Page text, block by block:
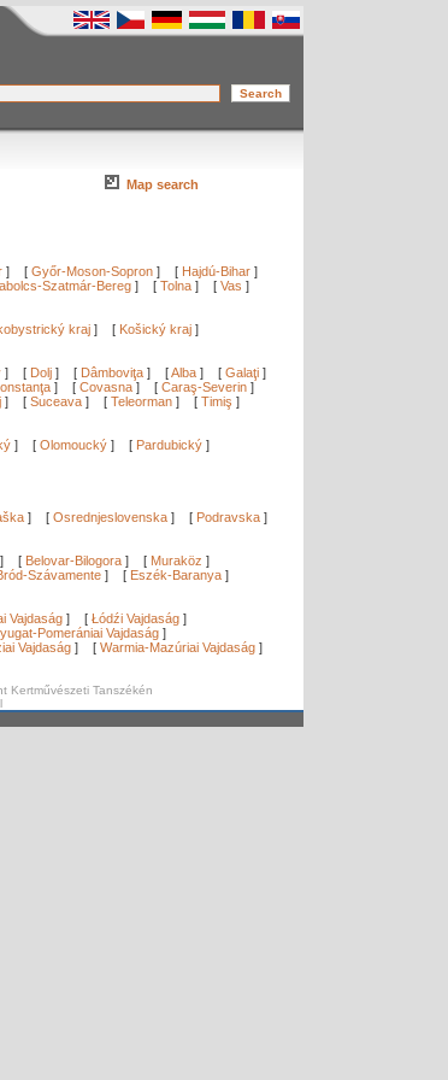
Map search
] [ Győr-Moson-Sopron ] [ Hajdú-Bihar ]
Szatmár-Bereg ] [ Tolna ] [ Vas ]
kraj ] [ Košický kraj ]
] [ Dolj ] [ Dâmboviţa ] [Alba ] [ Galaţi ]
] [ Covasna ] [ Caraş-Severin ]
] [ Suceava ] [ Teleorman ] [ Timiş ]
] [ Olomoucký ] [ Pardubický ]
] [ Osrednjeslovenska ] [ Podravska ]
] [ Belovar-Bilogora ] [ Muraköz ]
Szávamente ] [ Eszék-Baranya ]
Vajdaság ] [ Łódźi Vajdaság ]
Pomerániai Vajdaság ]
Vajdaság ] [ Warmia-Mazúriai Vajdaság ]
Kertművészeti Tanszékén